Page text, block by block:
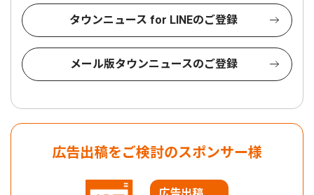
タウンニュース for LINEのご登録
メール版タウンニュースのご登録
広告出稿をご検討のスポンサー様